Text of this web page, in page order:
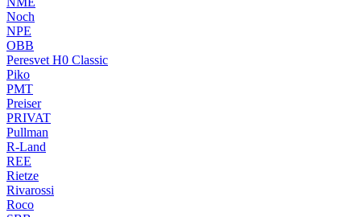
Noch
NPE
OBB
Peresvet H0 Classic
Piko
PMT
Preiser
PRIVAT
Pullman
R-Land
REE
Rietze
Rivarossi
Roco